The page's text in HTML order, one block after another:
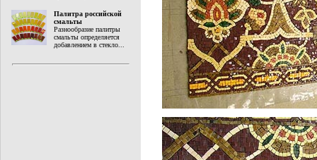
Палитра российской
смальты
Разнообразие палитры
смальты определяется
добавлением в стекло...